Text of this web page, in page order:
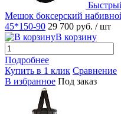
Мешок боксерский
45*150-90 29 700 руб. / шт
В корзину
Подробнее
Купить в 1 клик Сравнение
В избранное Под заказ